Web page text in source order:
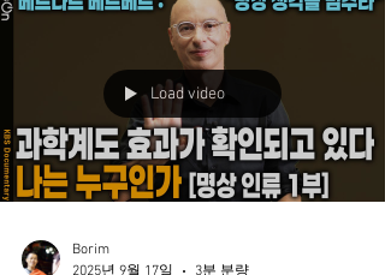
가동되고 있지만, 늘 공허할 뿐이다. 어떻게
면, 이 속에서 인간다움을 잃지 않으며 존엄
게 생존할 것인가. 50여 년간 명상을 해왔다
프랑스 소설가 베르나르 베르베르는 ”당장
각을 멈추라“ 말한다. ​ ■ 소문난 명상가들 “명
상은 제 삶의 출구였어요” ‘내면의 디톡스’는
어떻게 가능할까? 초등학생 시절부터 40년
명상의 고수인 피아니스트 임현정, 서울대학
Load video
Borim
2025년 9월 17일
3분 분량